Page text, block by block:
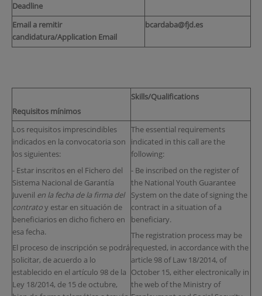
Deadline
Email a remitir
candidatura/Application Email
bcardaba@fjd.es
Requisitos mínimos
Skills/Qualifications
Los requisitos imprescindibles
indicados en la convocatoria son
los siguientes:
- Estar inscritos en el Fichero del
Sistema Nacional de Garantía
Juvenil en la fecha de la firma del
contratoy estar en situación de
beneficiarios en dicho fichero en
esa fecha.
El proceso de inscripción se podrá
solicitar, de acuerdo a lo
establecido en el artículo 98 de la
Ley 18/2014, de 15 de octubre,
The essential requirements
indicated in this call are the
following:
- Be inscribed on the register of
the National Youth Guarantee
System on the date of signing the
contract in a situation of a
beneficiary.
The registration process may be
requested, in accordance with the
article 98 of Law 18/2014, of
October 15, either electronically in
the web of the Ministry of